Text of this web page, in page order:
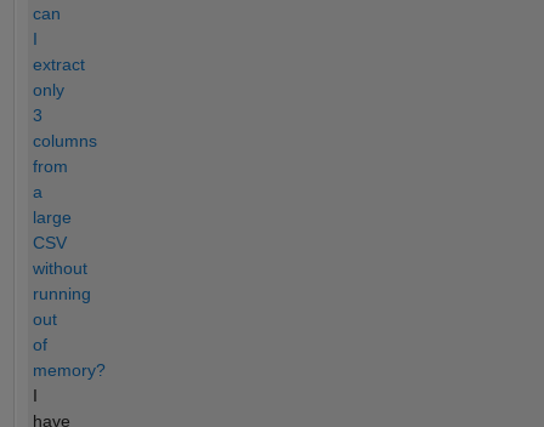
can
I
extract
only
3
columns
from
a
large
CSV
without
running
out
of
memory?
I
have